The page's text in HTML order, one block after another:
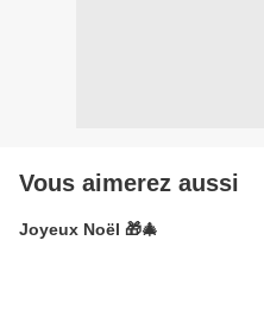
Vous aimerez aussi
Joyeux Noël 🎁🎄